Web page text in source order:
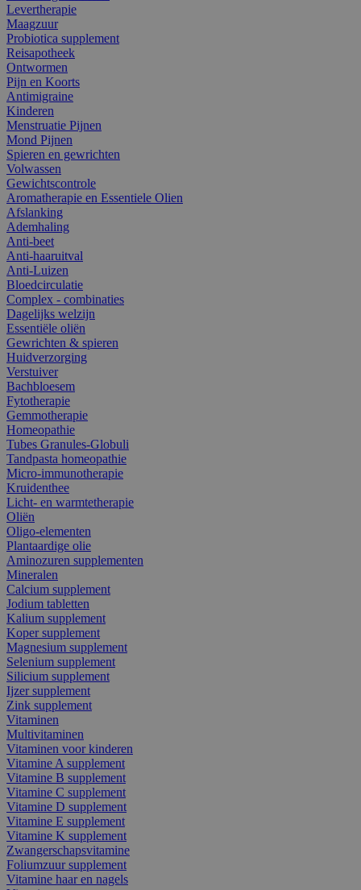
Levertherapie
Maagzuur
Probiotica supplement
Reisapotheek
Ontwormen
Pijn en Koorts
Antimigraine
Kinderen
Menstruatie Pijnen
Mond Pijnen
Spieren en gewrichten
Volwassen
Gewichtscontrole
Aromatherapie en Essentiele Olien
Afslanking
Ademhaling
Anti-beet
Anti-haaruitval
Anti-Luizen
Bloedcirculatie
Complex - combinaties
Dagelijks welzijn
Essentiële oliën
Gewrichten & spieren
Huidverzorging
Verstuiver
Bachbloesem
Fytotherapie
Gemmotherapie
Homeopathie
Tubes Granules-Globuli
Tandpasta homeopathie
Micro-immunotherapie
Kruidenthee
Licht- en warmtetherapie
Oliën
Oligo-elementen
Plantaardige olie
Aminozuren supplementen
Mineralen
Calcium supplement
Jodium tabletten
Kalium supplement
Koper supplement
Magnesium supplement
Selenium supplement
Silicium supplement
Ijzer supplement
Zink supplement
Vitaminen
Multivitaminen
Vitaminen voor kinderen
Vitamine A supplement
Vitamine B supplement
Vitamine C supplement
Vitamine D supplement
Vitamine E supplement
Vitamine K supplement
Zwangerschapsvitamine
Foliumzuur supplement
Vitamine haar en nagels